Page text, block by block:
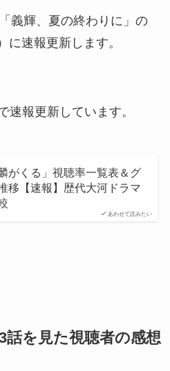
義輝、夏の終わりに」の
に速報更新します。
速報更新しています。
あわせて読みたい
麟がくる」視聴率一覧表＆グ
移【速報】歴代大河ドラマ
話を見た視聴者の感想